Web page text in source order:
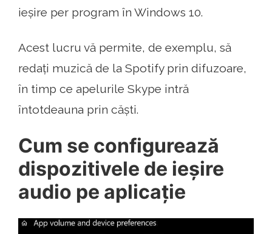
ieșire per program în Windows 10.
Acest lucru vă permite, de exemplu, să
redați muzică de la Spotify prin difuzoare,
în timp ce apelurile Skype intră
întotdeauna prin căști.
Cum se configurează
dispozitivele de ieșire
audio pe aplicație